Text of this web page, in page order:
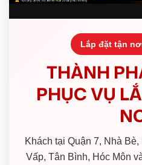
Lắp đặt tận
THÀNH
PHỤC VỤ
Khách tại Quận 7, Nhà
Vấp, Tân Bình, Hóc Môn